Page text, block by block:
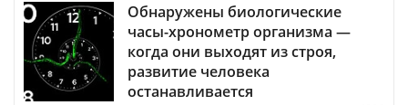
Обнаружены биологические
часы-хронометр организма —
когда они выходят из строя,
развитие человека
останавливается